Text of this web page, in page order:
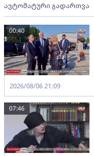
ავტომატური გადართვა
00:40
2026/08/06 21:09
07:46